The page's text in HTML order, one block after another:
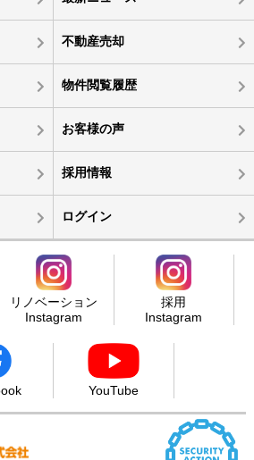
不動産売却
物件閲覧履歴
お客様の声
採用情報
ログイン
リノベーション
Instagram
採用
Instagram
YouTube